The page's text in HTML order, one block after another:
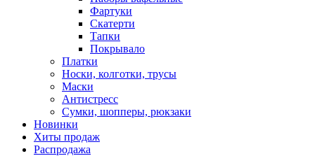
Фартуки
Скатерти
Тапки
Покрывало
Платки
Носки, колготки, трусы
Маски
Антистресс
Сумки, шопперы, рюкзаки
Новинки
Хиты продаж
Распродажа